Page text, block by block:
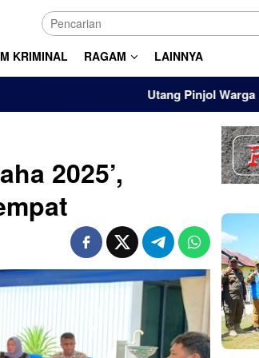
KRIMINAL RAGAM LAINNYA
Utang Pinjol Warga RI
2025’,